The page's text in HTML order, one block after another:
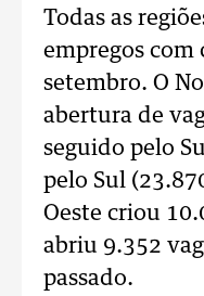
Todas as
empregos com
setembro. O
abertura de
seguido pelo
pelo Sul
Oeste criou
abriu 9.352
passado.